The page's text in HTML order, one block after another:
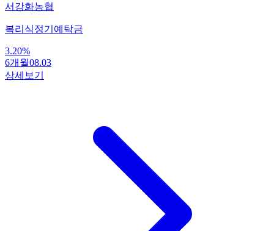
서강화농협
복리식정기예탁금
3.20%
6개월08.03
상세보기